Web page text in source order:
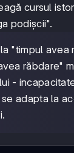
cursul
podișcii".
"timpul avea
răbdare"
-
adapta la